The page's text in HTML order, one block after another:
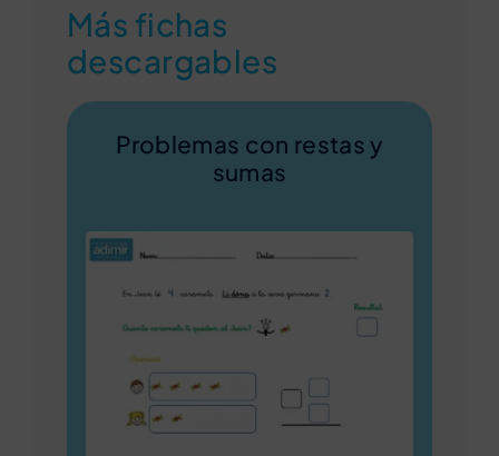
Más fichas
descargables
Problemas con restas y
sumas